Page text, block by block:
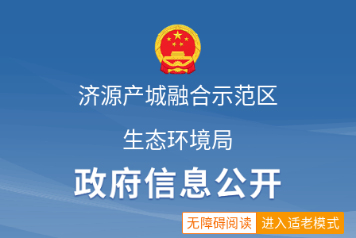
济源产城融合示范区
生态环境局
进入适老模式
无障碍阅读